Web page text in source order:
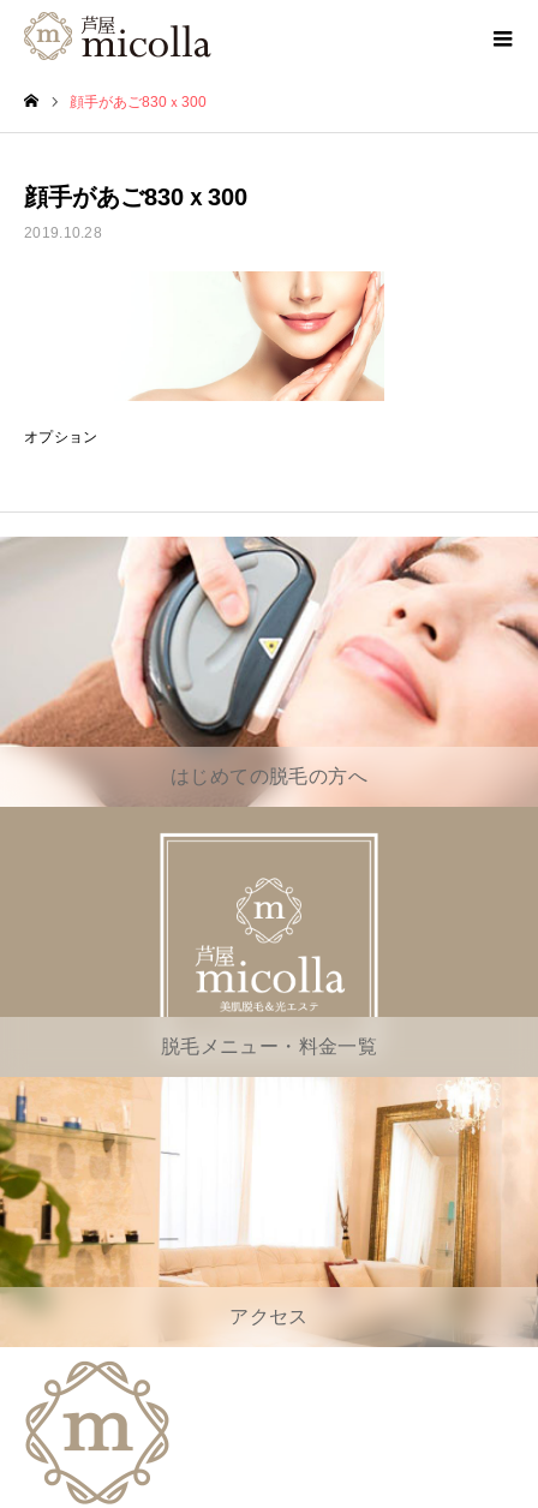
顔手があご830ｘ300
顔手があご830ｘ300
2019.10.28
オプション
はじめての脱毛の方へ
脱毛メニュー・料金一覧
アクセス